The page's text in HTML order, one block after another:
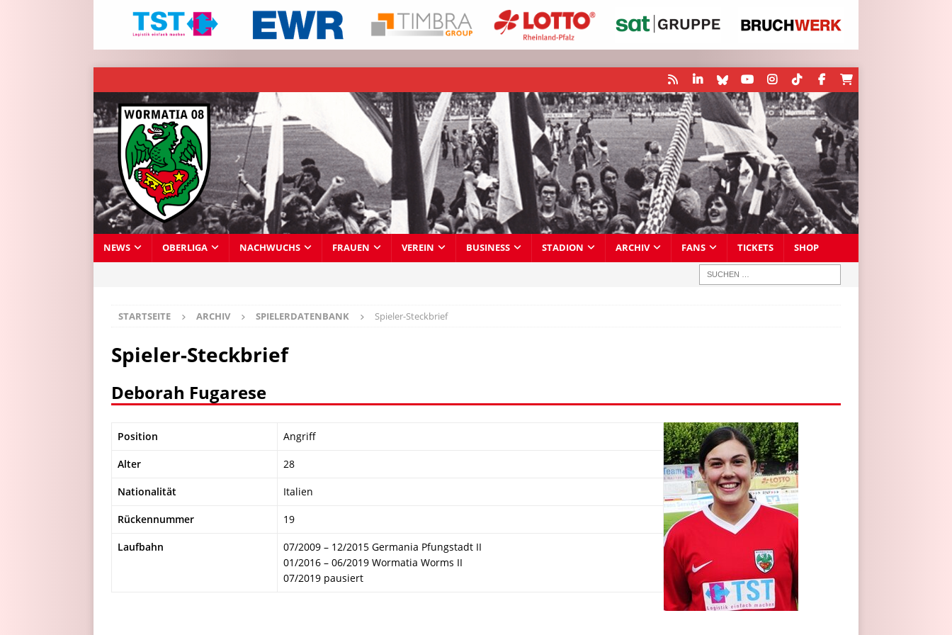
NEWS OBERLIGA NACHWUCHS FRAUEN VEREIN BUSINESS STADION ARCHIV FANS TICKETS SHOP
STARTSEITE ARCHIV SPIELERDATENBANK Spieler-Steckbrief
Spieler-Steckbrief
Deborah Fugarese
Position Angriff
Alter 28
Nationalität Italien
Rückennummer 19
Laufbahn
07/2009 – 12/2015 Germania Pfungstadt II
01/2016 – 06/2019 Wormatia Worms II
07/2019 pausiert